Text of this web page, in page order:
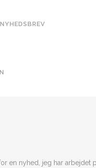
NYHEDSBREV
DU
en nyhed, jeg har arbejdet